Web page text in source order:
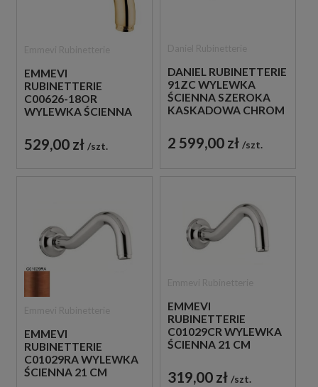
EMMEVI
RUBINETTERIE
C00626-18OR
WYLEWKA ŚCIENNA
529,00 zł szt.
DANIEL RUBINETTERIE
91ZC WYLEWKA
ŚCIENNA SZEROKA
KASKADOWA CHROM
2 599,00 zł szt.
EMMEVI
RUBINETTERIE
C01029RA WYLEWKA
ŚCIENNA 21 CM
EMMEVI
RUBINETTERIE
C01029CR WYLEWKA
ŚCIENNA 21 CM
319,00 zł szt.